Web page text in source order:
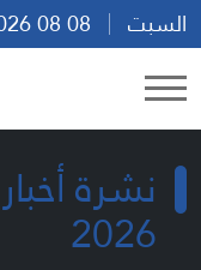
السبت
18:37
2026